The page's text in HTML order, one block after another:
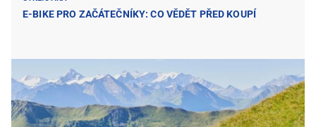
E-BIKE PRO ZAČÁTEČNÍKY: CO VĚDĚT PŘED KOUPÍ